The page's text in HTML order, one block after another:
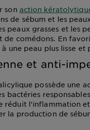
son action
de sébum et les
peaux grasses et les
comédons. En
une peau plus lisse et
et anti-
possède une
bactéries
réduit l'inflammation
la production de